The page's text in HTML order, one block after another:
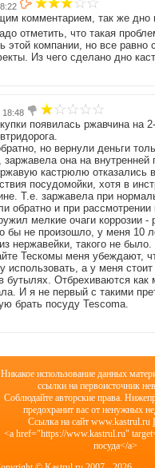
комментарием, так же
отметить, что такая
этой компании, но все равно
Из чего сделано дно
18:48
появилась ржавчина на
но вернули деньги
она на внутренней
кастрюлю отказались
посудомойки, хотя в
Т.е. заржавела при
обратно и при
мелкие очаги коррозии -
бы не произошло, у меня 10
нержавейки, такого не
Тескомы меня убеждают,
использовать, а у меня
бутылях. Отбрехиваются как
И я не первый с такими
брать посуду Tescoma.
Никакое использование данных
ссылки на первоисточник
Соблюдайте авторские права.
предохранит вас от ненужных
Cсылка на сайт www.kastrul.ru
<a href="https://www.kastrul.ru"
посуда</a>